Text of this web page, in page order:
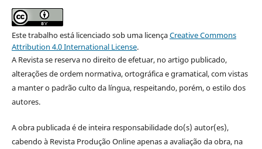
Este trabalho está licenciado sob uma licençaCreative Commons
Attribution 4.0 International License.
A Revista se reserva no direito de efetuar, no artigo publicado,
alterações de ordem normativa, ortográfica e gramatical, com vistas
a manter o padrão culto da língua, respeitando, porém, o estilo dos
autores.
A obra publicada é de inteira responsabilidade do(s) autor(es),
cabendo à Revista Produção Online apenas a avaliação da obra, na